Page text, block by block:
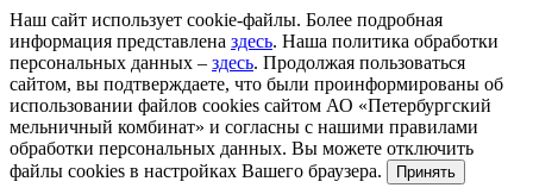
Наш сайт использует cookie-файлы. Более подробная
информация представлена здесь. Наша политика обработки
персональных данных – здесь. Продолжая пользоваться
сайтом, вы подтверждаете, что были проинформированы об
использовании файлов cookies сайтом АО «Петербургский
мельничный комбинат» и согласны с нашими правилами
обработки персональных данных. Вы можете отключить
файлы cookies в настройках Вашего браузера.
Принять